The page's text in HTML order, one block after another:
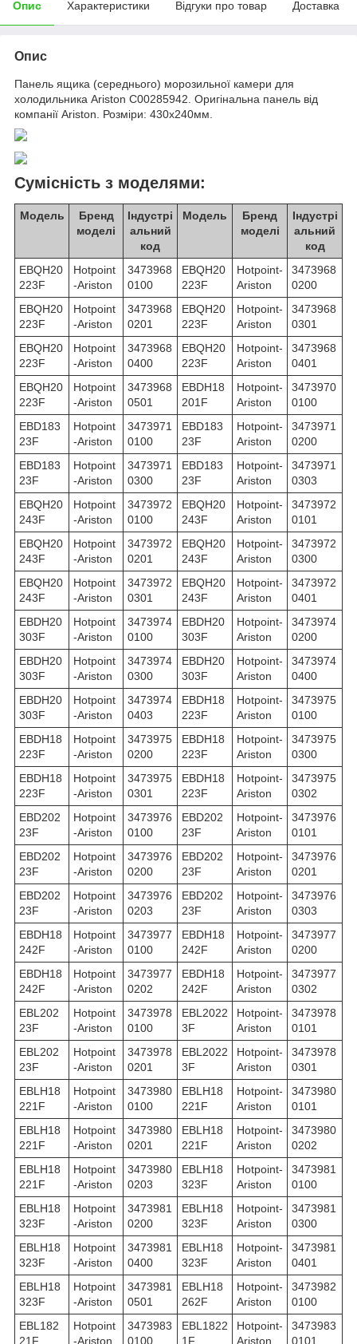
Опис Характеристики Відгуки про товар Доставка
Опис
Панель ящика (середнього) морозильної камери для
холодильника Ariston C00285942. Оригінальна панель від
компанії Ariston. Розміри: 430x240мм.
Сумісність з моделями:
Модель
Бренд
моделі
Індустрі
альний
код
Модель
Бренд
моделі
Індустрі
альний
код
EBQH20
223F
Hotpoint
-Ariston
3473968
0100
EBQH20
223F
Hotpoint-
Ariston
3473968
0200
EBQH20
223F
Hotpoint
-Ariston
3473968
0201
EBQH20
223F
Hotpoint-
Ariston
3473968
0301
EBQH20
223F
Hotpoint
-Ariston
3473968
0400
EBQH20
223F
Hotpoint-
Ariston
3473968
0401
EBQH20
223F
Hotpoint
-Ariston
3473968
0501
EBDH18
201F
Hotpoint-
Ariston
3473970
0100
EBD183
23F
Hotpoint
-Ariston
3473971
0100
EBD183
23F
Hotpoint-
Ariston
3473971
0200
EBD183
23F
Hotpoint
-Ariston
3473971
0300
EBD183
23F
Hotpoint-
Ariston
3473971
0303
EBQH20
243F
Hotpoint
-Ariston
3473972
0100
EBQH20
243F
Hotpoint-
Ariston
3473972
0101
EBQH20
243F
Hotpoint
-Ariston
3473972
0201
EBQH20
243F
Hotpoint-
Ariston
3473972
0300
EBQH20
243F
Hotpoint
-Ariston
3473972
0301
EBQH20
243F
Hotpoint-
Ariston
3473972
0401
EBDH20
303F
Hotpoint
-Ariston
3473974
0100
EBDH20
303F
Hotpoint-
Ariston
3473974
0200
EBDH20
303F
Hotpoint
-Ariston
3473974
0300
EBDH20
303F
Hotpoint-
Ariston
3473974
0400
EBDH20
303F
Hotpoint
-Ariston
3473974
0403
EBDH18
223F
Hotpoint-
Ariston
3473975
0100
EBDH18
223F
Hotpoint
-Ariston
3473975
0200
EBDH18
223F
Hotpoint-
Ariston
3473975
0300
EBDH18
223F
Hotpoint
-Ariston
3473975
0301
EBDH18
223F
Hotpoint-
Ariston
3473975
0302
EBD202
23F
Hotpoint
-Ariston
3473976
0100
EBD202
23F
Hotpoint-
Ariston
3473976
0101
EBD202
23F
Hotpoint
-Ariston
3473976
0200
EBD202
23F
Hotpoint-
Ariston
3473976
0201
EBD202
23F
Hotpoint
-Ariston
3473976
0203
EBD202
23F
Hotpoint-
Ariston
3473976
0303
EBDH18
242F
Hotpoint
-Ariston
3473977
0100
EBDH18
242F
Hotpoint-
Ariston
3473977
0200
EBDH18
242F
Hotpoint
-Ariston
3473977
0202
EBDH18
242F
Hotpoint-
Ariston
3473977
0302
EBL202
23F
Hotpoint
-Ariston
3473978
0100
EBL2022
3F
Hotpoint-
Ariston
3473978
0101
EBL202
23F
Hotpoint
-Ariston
3473978
0201
EBL2022
3F
Hotpoint-
Ariston
3473978
0301
EBLH18
221F
Hotpoint
-Ariston
3473980
0100
EBLH18
221F
Hotpoint-
Ariston
3473980
0101
EBLH18
221F
Hotpoint
-Ariston
3473980
0201
EBLH18
221F
Hotpoint-
Ariston
3473980
0202
EBLH18
221F
Hotpoint
-Ariston
3473980
0203
EBLH18
323F
Hotpoint-
Ariston
3473981
0100
EBLH18
323F
Hotpoint
-Ariston
3473981
0200
EBLH18
323F
Hotpoint-
Ariston
3473981
0300
EBLH18
323F
Hotpoint
-Ariston
3473981
0400
EBLH18
323F
Hotpoint-
Ariston
3473981
0401
EBLH18
323F
Hotpoint
-Ariston
3473981
0501
EBLH18
262F
Hotpoint-
Ariston
3473982
0100
EBL182
21F
Hotpoint
-Ariston
3473983
0100
EBL1822
1F
Hotpoint-
Ariston
3473983
0101